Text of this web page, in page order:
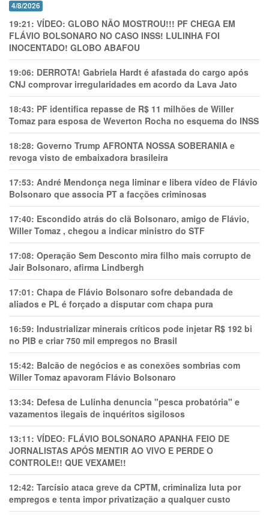
4/8/2026
19:21: VÍDEO: GLOBO NÃO MOSTROU!!! PF CHEGA EM
FLÁVIO BOLSONARO NO CASO INSS! LULINHA FOI
INOCENTADO! GLOBO ABAFOU
19:06: DERROTA! Gabriela Hardt é afastada do cargo após
CNJ comprovar irregularidades em acordo da Lava Jato
18:43: PF identifica repasse de R$ 11 milhões de Willer
Tomaz para esposa de Weverton Rocha no esquema do INSS
18:28: Governo Trump AFRONTA NOSSA SOBERANIA e
revoga visto de embaixadora brasileira
17:53: André Mendonça nega liminar e libera vídeo de Flávio
Bolsonaro que associa PT a facções criminosas
17:40: Escondido atrás do clã Bolsonaro, amigo de Flávio,
Willer Tomaz , chegou a indicar ministro do STF
17:08: Operação Sem Desconto mira filho mais corrupto de
Jair Bolsonaro, afirma Lindbergh
17:01: Chapa de Flávio Bolsonaro sofre debandada de
aliados e PL é forçado a disputar com chapa pura
16:59: Industrializar minerais críticos pode injetar R$ 192 bi
no PIB e criar 750 mil empregos no Brasil
15:42: Balcão de negócios e as conexões sombrias com
Willer Tomaz apavoram Flávio Bolsonaro
13:34: Defesa de Lulinha denuncia "pesca probatória" e
vazamentos ilegais de inquéritos sigilosos
13:11: VÍDEO: FLÁVIO BOLSONARO APANHA FEIO DE
JORNALISTAS APÓS MENTIR AO VIVO E PERDE O
CONTROLE!! QUE VEXAME!!
12:42: Tarcísio ataca greve da CPTM, criminaliza luta por
empregos e tenta impor privatização a qualquer custo